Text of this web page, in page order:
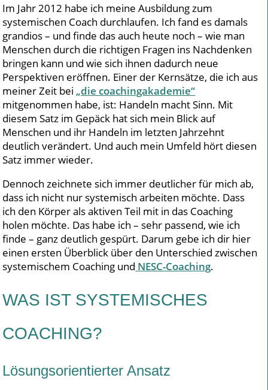
Im Jahr 2012 habe ich meine Ausbildung zum
systemischen Coach durchlaufen. Ich fand es damals
grandios – und finde das auch heute noch – wie man
Menschen durch die richtigen Fragen ins Nachdenken
bringen kann und wie sich ihnen dadurch neue
Perspektiven eröffnen. Einer der Kernsätze, die ich aus
meiner Zeit bei„die coachingakademie“
mitgenommen habe, ist: Handeln macht Sinn. Mit
diesem Satz im Gepäck hat sich mein Blick auf
Menschen und ihr Handeln im letzten Jahrzehnt
deutlich verändert. Und auch mein Umfeld hört diesen
Satz immer wieder.
Dennoch zeichnete sich immer deutlicher für mich ab,
dass ich nicht nur systemisch arbeiten möchte. Dass
ich den Körper als aktiven Teil mit in das Coaching
holen möchte. Das habe ich – sehr passend, wie ich
finde – ganz deutlich gespürt. Darum gebe ich dir hier
einen ersten Überblick über den Unterschied zwischen
systemischem Coaching und NESC-Coaching.
WAS IST SYSTEMISCHES
COACHING?
Lösungsorientierter Ansatz